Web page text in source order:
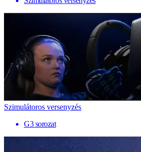
Szimulátoros versenyzés
G3 sorozat